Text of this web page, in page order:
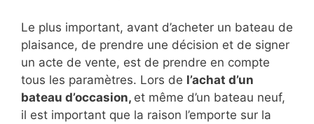
Le plus important, avant d’acheter un bateau de
plaisance, de prendre une décision et de signer
un acte de vente, est de prendre en compte
tous les paramètres. Lors de l’achat d’un
bateau d’occasion, et même d’un bateau neuf,
il est important que la raison l’emporte sur la